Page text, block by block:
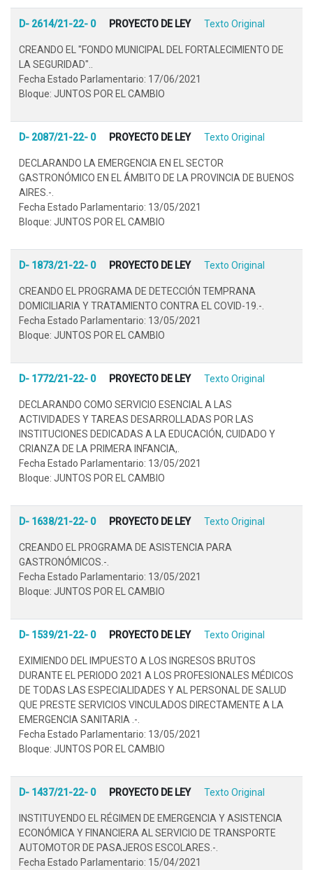
D- 2614/21-22- 0 PROYECTO DE LEY Texto Original
CREANDO EL "FONDO MUNICIPAL DEL FORTALECIMIENTO DE
LA SEGURIDAD"..
Fecha Estado Parlamentario: 17/06/2021
Bloque: JUNTOS POR EL CAMBIO
D- 2087/21-22- 0 PROYECTO DE LEY Texto Original
DECLARANDO LA EMERGENCIA EN EL SECTOR
GASTRONÓMICO EN EL ÁMBITO DE LA PROVINCIA DE BUENOS
AIRES.-.
Fecha Estado Parlamentario: 13/05/2021
Bloque: JUNTOS POR EL CAMBIO
D- 1873/21-22- 0 PROYECTO DE LEY Texto Original
CREANDO EL PROGRAMA DE DETECCIÓN TEMPRANA
DOMICILIARIA Y TRATAMIENTO CONTRA EL COVID-19.-.
Fecha Estado Parlamentario: 13/05/2021
Bloque: JUNTOS POR EL CAMBIO
D- 1772/21-22- 0 PROYECTO DE LEY Texto Original
DECLARANDO COMO SERVICIO ESENCIAL A LAS
ACTIVIDADES Y TAREAS DESARROLLADAS POR LAS
INSTITUCIONES DEDICADAS A LA EDUCACIÓN, CUIDADO Y
CRIANZA DE LA PRIMERA INFANCIA,.
Fecha Estado Parlamentario: 13/05/2021
Bloque: JUNTOS POR EL CAMBIO
D- 1638/21-22- 0 PROYECTO DE LEY Texto Original
CREANDO EL PROGRAMA DE ASISTENCIA PARA
GASTRONÓMICOS.-.
Fecha Estado Parlamentario: 13/05/2021
Bloque: JUNTOS POR EL CAMBIO
D- 1539/21-22- 0 PROYECTO DE LEY Texto Original
EXIMIENDO DEL IMPUESTO A LOS INGRESOS BRUTOS
DURANTE EL PERIODO 2021 A LOS PROFESIONALES MÉDICOS
DE TODAS LAS ESPECIALIDADES Y AL PERSONAL DE SALUD
QUE PRESTE SERVICIOS VINCULADOS DIRECTAMENTE A LA
EMERGENCIA SANITARIA .-.
Fecha Estado Parlamentario: 13/05/2021
Bloque: JUNTOS POR EL CAMBIO
D- 1437/21-22- 0 PROYECTO DE LEY Texto Original
INSTITUYENDO EL RÉGIMEN DE EMERGENCIA Y ASISTENCIA
ECONÓMICA Y FINANCIERA AL SERVICIO DE TRANSPORTE
AUTOMOTOR DE PASAJEROS ESCOLARES.-.
Fecha Estado Parlamentario: 15/04/2021